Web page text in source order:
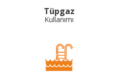
Tüpgaz
Kullanımı